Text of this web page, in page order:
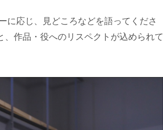
に応じ、見どころなどを語ってくださ
作品・役へのリスペクトが込められて